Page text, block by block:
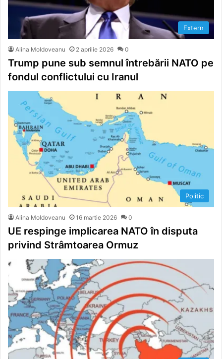
Extern
Alina Moldoveanu 2 aprilie 2026 0
Trump pune sub semnul întrebării NATO pe
fondul conflictului cu Iranul
Politic
Alina Moldoveanu 16 martie 2026 0
UE respinge implicarea NATO în disputa
privind Strâmtoarea Ormuz